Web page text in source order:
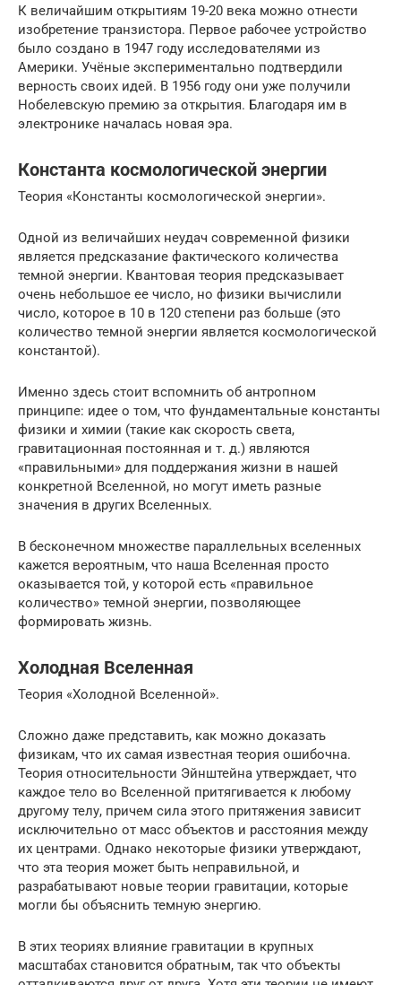
К величайшим открытиям 19-20 века можно отнести
изобретение транзистора. Первое рабочее устройство
было создано в 1947 году исследователями из
Америки. Учёные экспериментально подтвердили
верность своих идей. В 1956 году они уже получили
Нобелевскую премию за открытия. Благодаря им в
электронике началась новая эра.
Константа космологической энергии
Теория «Константы космологической энергии».
Одной из величайших неудач современной физики
является предсказание фактического количества
темной энергии. Квантовая теория предсказывает
очень небольшое ее число, но физики вычислили
число, которое в 10 в 120 степени раз больше (это
количество темной энергии является космологической
константой).
Именно здесь стоит вспомнить об антропном
принципе: идее о том, что фундаментальные константы
физики и химии (такие как скорость света,
гравитационная постоянная и т. д.) являются
«правильными» для поддержания жизни в нашей
конкретной Вселенной, но могут иметь разные
значения в других Вселенных.
В бесконечном множестве параллельных вселенных
кажется вероятным, что наша Вселенная просто
оказывается той, у которой есть «правильное
количество» темной энергии, позволяющее
формировать жизнь.
Холодная Вселенная
Теория «Холодной Вселенной».
Сложно даже представить, как можно доказать
физикам, что их самая известная теория ошибочна.
Теория относительности Эйнштейна утверждает, что
каждое тело во Вселенной притягивается к любому
другому телу, причем сила этого притяжения зависит
исключительно от масс объектов и расстояния между
их центрами. Однако некоторые физики утверждают,
что эта теория может быть неправильной, и
разрабатывают новые теории гравитации, которые
могли бы объяснить темную энергию.
В этих теориях влияние гравитации в крупных
масштабах становится обратным, так что объекты